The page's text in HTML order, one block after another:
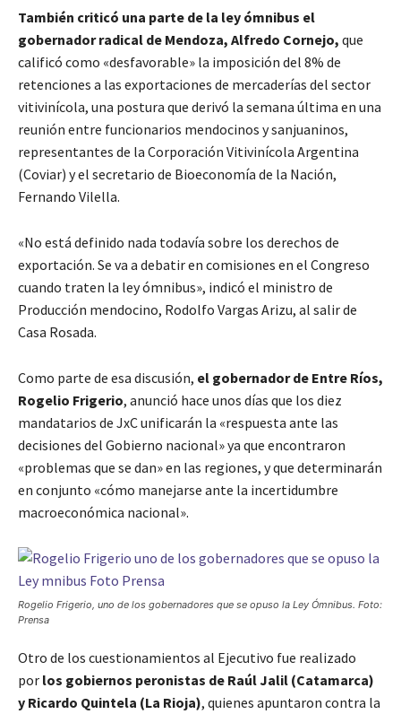
También criticó una parte de la ley ómnibus el
gobernador radical de Mendoza, Alfredo Cornejo, que
calificó como «desfavorable» la imposición del 8% de
retenciones a las exportaciones de mercaderías del sector
vitivinícola, una postura que derivó la semana última en una
reunión entre funcionarios mendocinos y sanjuaninos,
representantes de la Corporación Vitivinícola Argentina
(Coviar) y el secretario de Bioeconomía de la Nación,
Fernando Vilella.
«No está definido nada todavía sobre los derechos de
exportación. Se va a debatir en comisiones en el Congreso
cuando traten la ley ómnibus», indicó el ministro de
Producción mendocino, Rodolfo Vargas Arizu, al salir de
Casa Rosada.
Como parte de esa discusión, el gobernador de Entre Ríos,
Rogelio Frigerio, anunció hace unos días que los diez
mandatarios de JxC unificarán la «respuesta ante las
decisiones del Gobierno nacional» ya que encontraron
«problemas que se dan» en las regiones, y que determinarán
en conjunto «cómo manejarse ante la incertidumbre
macroeconómica nacional».
Rogelio Frigerio, uno de los gobernadores que se opuso la Ley Ómnibus. Foto:
Prensa
Otro de los cuestionamientos al Ejecutivo fue realizado
por los gobiernos peronistas de Raúl Jalil (Catamarca)
y Ricardo Quintela (La Rioja), quienes apuntaron contra la